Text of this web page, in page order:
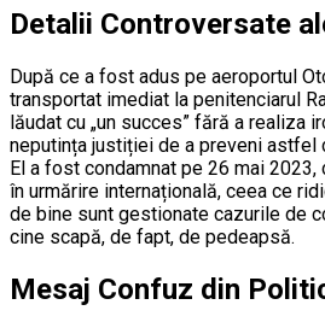
Detalii Controversate
După ce a fost adus pe aeroportul
transportat imediat la penitenciarul
lăudat cu „un succes” fără a realiza
neputința justiției de a preveni astfel
El a fost condamnat pe 26 mai 2023,
în urmărire internațională, ceea ce
de bine sunt gestionate cazurile de
cine scapă, de fapt, de pedeapsă.
Mesaj Confuz din